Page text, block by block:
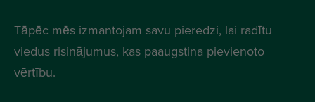
Tāpēc mēs izmantojam savu pieredzi, lai radītu
viedus risinājumus, kas paaugstina pievienoto
vērtību.